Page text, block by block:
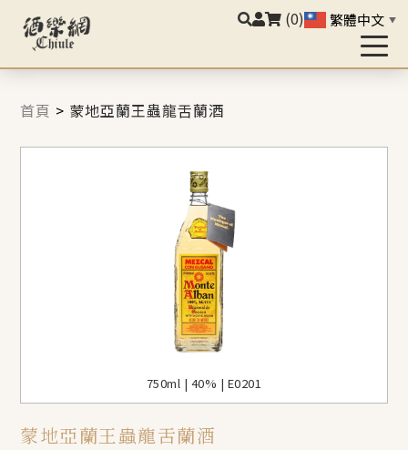
(0) 繁體中文 ▼
首頁 > 蒙地亞蘭王蟲龍舌蘭酒
750ml | 40% | E0201
蒙地亞蘭王蟲龍舌蘭酒